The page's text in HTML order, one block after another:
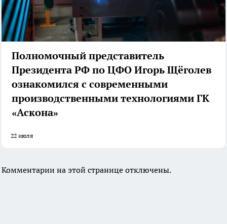
Полномочный представитель
Президента РФ по ЦФО Игорь Щёголев
ознакомился с современными
производственными технологиями ГК
«Аскона»
22 июля
Комментарии на этой странице отключены.